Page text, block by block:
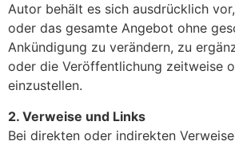
Autor behält es sich ausdrücklich
oder das gesamte Angebot ohne
Ankündigung zu verändern, zu
oder die Veröffentlichung zeitweise
einzustellen.
2. Verweise und Links
Bei direkten oder indirekten